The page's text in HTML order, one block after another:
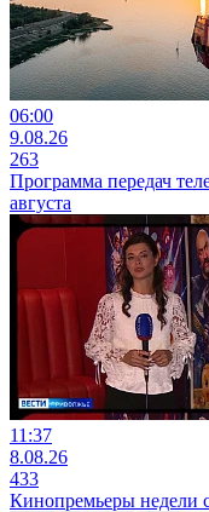
06:00
9.08.26
263
Программа передач
августа
11:37
8.08.26
433
Кинопремьеры недели